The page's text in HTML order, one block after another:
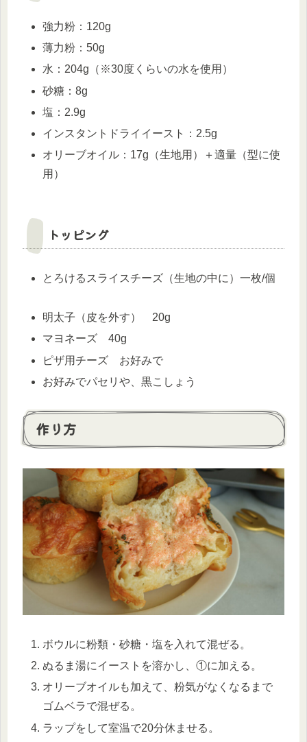
強力粉：120g
薄力粉：50g
水：204g（※30度くらいの水を使用）
砂糖：8g
塩：2.9g
インスタントドライイースト：2.5g
オリーブオイル：17g（生地用）＋適量（型に使
用）
トッピング
とろけるスライスチーズ（生地の中に）一枚/個
明太子（皮を外す） 20g
マヨネーズ 40g
ピザ用チーズ お好みで
お好みでパセリや、黒こしょう
作り方
ボウルに粉類・砂糖・塩を入れて混ぜる。
ぬるま湯にイーストを溶かし、①に加える。
オリーブオイルも加えて、粉気がなくなるまで
ゴムベラで混ぜる。
ラップをして室温で20分休ませる。